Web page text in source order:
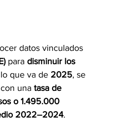
datos vinculados
para disminuir los
que va de 2025, se
una tasa de
o 1.495.000
2022–2024.